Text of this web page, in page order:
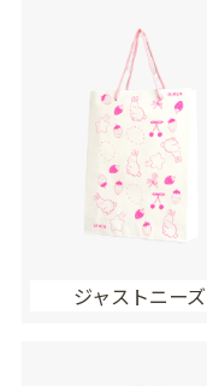
ジャストニーズ